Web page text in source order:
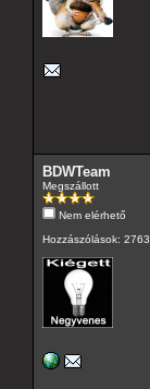
BDWTeam
Megszállott
Nem elérhető
Hozzászólások: 2763